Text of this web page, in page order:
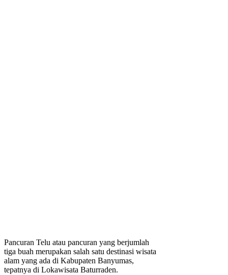
Pancuran Telu atau pancuran yang berjumlah
tiga buah merupakan salah satu destinasi wisata
alam yang ada di Kabupaten Banyumas,
tepatnya di Lokawisata Baturraden.